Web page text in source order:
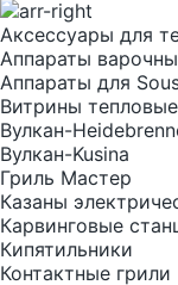
Аксессуары для
Аппараты
Аппараты для
Витрины тепловые
Вулкан-
Вулкан-Kusina
Гриль Мастер
Казаны
Карвинговые
Кипятильники
Контактные грили